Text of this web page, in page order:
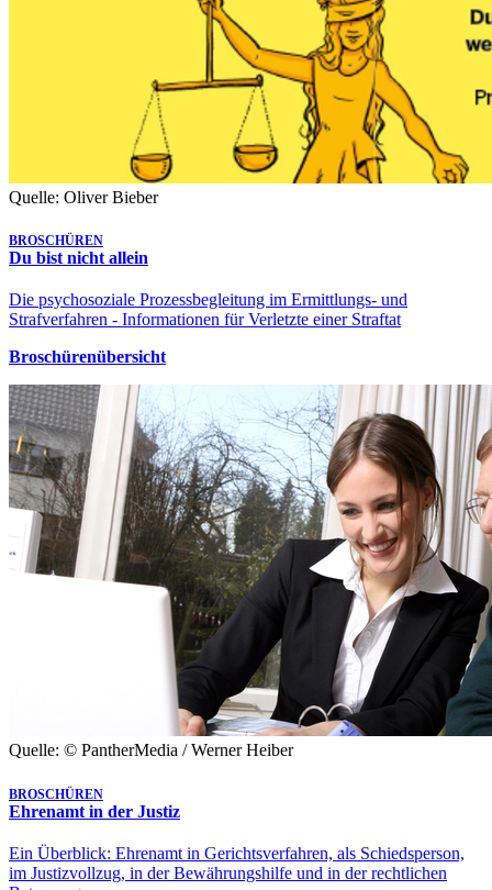
Quelle: Oliver Bieber
BROSCHÜREN
Du bist nicht allein
Die psychosoziale Prozessbegleitung im Ermittlungs- und
Strafverfahren - Informationen für Verletzte einer Straftat
Broschürenübersicht
Quelle: © PantherMedia / Werner Heiber
BROSCHÜREN
Ehrenamt in der Justiz
Ein Überblick: Ehrenamt in Gerichtsverfahren, als Schiedsperson,
im Justizvollzug, in der Bewährungshilfe und in der rechtlichen